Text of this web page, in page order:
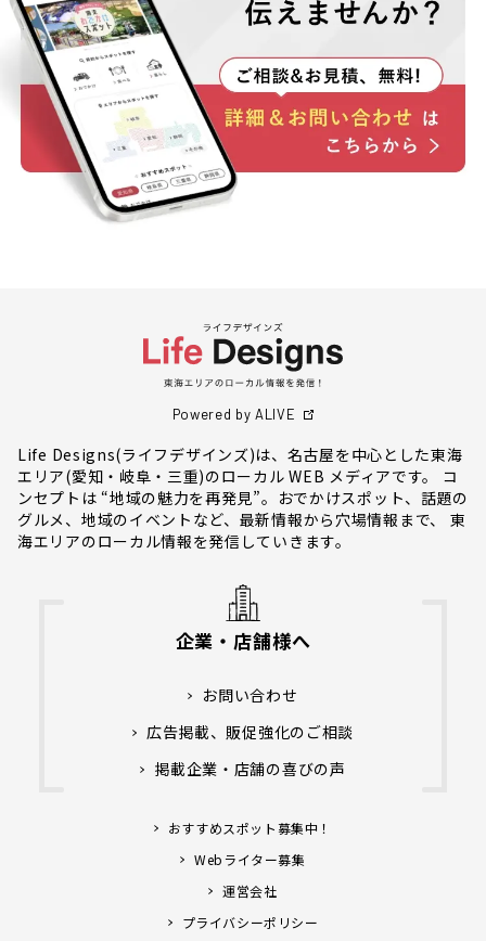
Powered by ALIVE
Life Designs(ライフデザインズ)は、名古屋を中心とした東海
エリア(愛知・岐阜・三重)のローカル WEB メディアです。 コ
ンセプトは “地域の魅力を再発見”。おでかけスポット、話題の
グルメ、地域のイベントなど、最新情報から穴場情報まで、 東
海エリアのローカル情報を発信していきます。
企業・店舗様へ
お問い合わせ
広告掲載、販促強化のご相談
掲載企業・店舗の喜びの声
おすすめスポット募集中！
Webライター募集
運営会社
プライバシーポリシー